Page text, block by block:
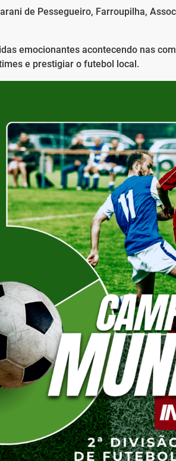
de Pessegueiro, Farroupilha,
emocionantes acontecendo nas
e prestigiar o futebol local.